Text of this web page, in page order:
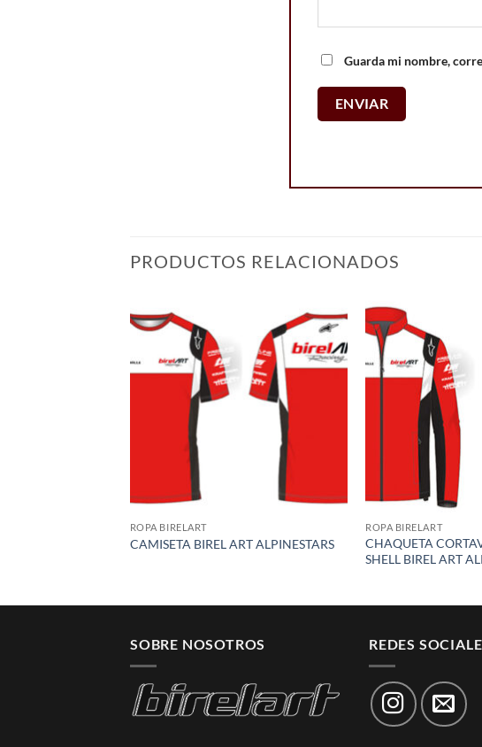
Guarda mi nombre,
PRODUCTOS RELACIONADOS
Add to
wishlist
ROPA BIRELART
CAMISETA BIREL ART ALPINESTARS
ROPA BIRELART
CHAQUETA
SHELL BIREL ART
SOBRE NOSOTROS REDES